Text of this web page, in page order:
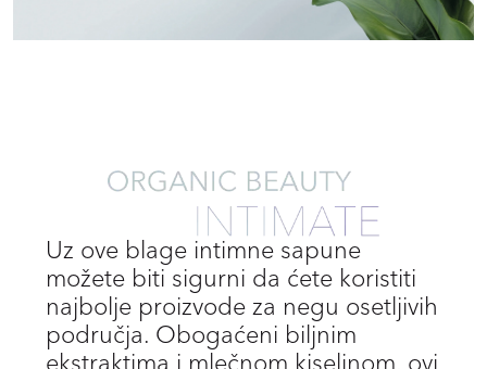
Uz ove blage intimne sapune
možete biti sigurni da ćete koristiti
najbolje proizvode za negu osetljivih
područja. Obogaćeni biljnim